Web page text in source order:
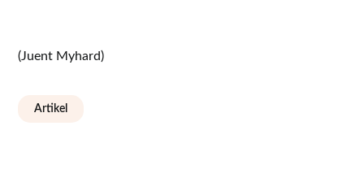
(Juent Myhard)
Artikel